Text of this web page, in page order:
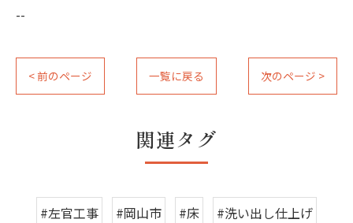
--
< 前のページ 一覧に戻る 次のページ >
関連タグ
#左官工事 #岡山市 #床
#洗い出し仕上げ